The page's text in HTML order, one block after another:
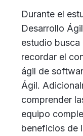
Durante el
Desarrollo
estudio busca
recordar el
ágil de
Ágil.
comprender
equipo
beneficios de